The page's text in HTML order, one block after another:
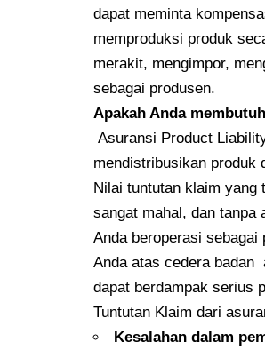
dapat meminta
memproduksi produk
merakit, mengimpor,
sebagai produsen.
Apakah Anda
Asuransi Product
mendistribusikan produk
Nilai tuntutan klaim
sangat mahal, dan
Anda beroperasi sebagai
Anda atas cedera badan
dapat berdampak serius
Tuntutan Klaim dari
Kesalahan dalam